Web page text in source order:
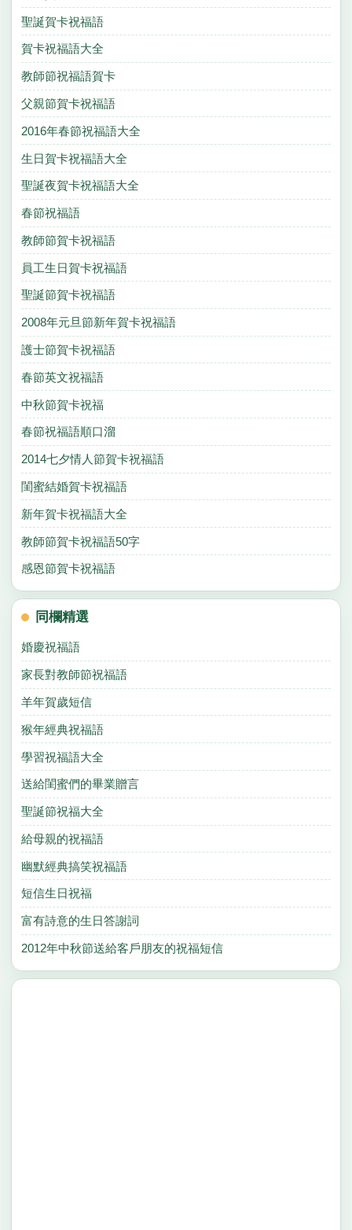
聖誕賀卡祝福語
賀卡祝福語大全
教師節祝福語賀卡
父親節賀卡祝福語
2016年春節祝福語大全
生日賀卡祝福語大全
聖誕夜賀卡祝福語大全
春節祝福語
教師節賀卡祝福語
員工生日賀卡祝福語
聖誕節賀卡祝福語
2008年元旦節新年賀卡祝福語
護士節賀卡祝福語
春節英文祝福語
中秋節賀卡祝福
春節祝福語順口溜
2014七夕情人節賀卡祝福語
閨蜜結婚賀卡祝福語
新年賀卡祝福語大全
教師節賀卡祝福語50字
感恩節賀卡祝福語
同欄精選
婚慶祝福語
家長對教師節祝福語
羊年賀歲短信
猴年經典祝福語
學習祝福語大全
送給閨蜜們的畢業贈言
聖誕節祝福大全
給母親的祝福語
幽默經典搞笑祝福語
短信生日祝福
富有詩意的生日答謝詞
2012年中秋節送給客戶朋友的祝福短信